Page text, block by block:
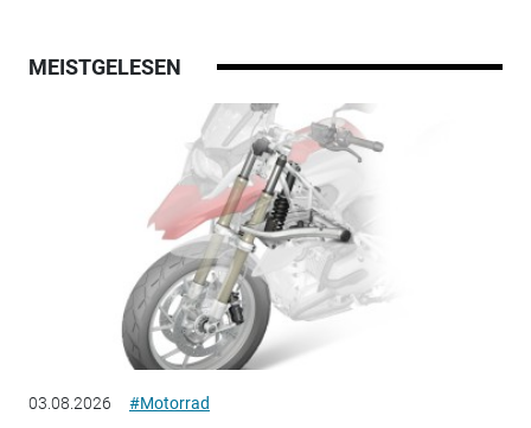
MEISTGELESEN
03.08.2026 #Motorrad